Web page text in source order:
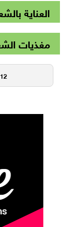
العناية
مغذيات